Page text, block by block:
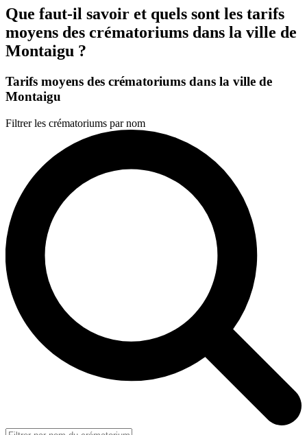
Que faut-il savoir et quels sont les tarifs
moyens des crématoriums dans la ville de
Montaigu ?
Tarifs moyens des crématoriums dans la ville de
Montaigu
Filtrer les crématoriums par nom